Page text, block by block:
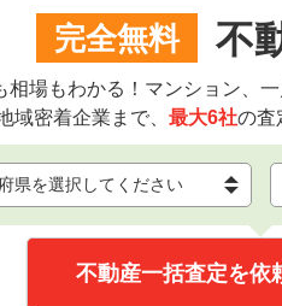
完全無料 不
相場もわかる！マンション、
域密着企業まで、 最大6社の査
不動産一括査定を依